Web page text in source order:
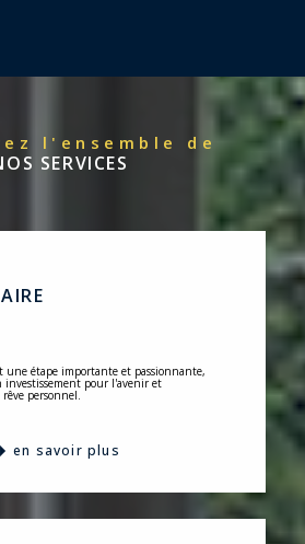
l'ensemble de
SERVICES
une étape importante et passionnante,
investissement pour l'avenir et
personnel.
en savoir plus